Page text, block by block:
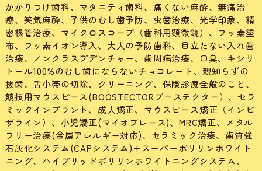
かかりつけ歯科、マタニティ歯科、痛くない麻酔、無痛治
療、笑気麻酔、子供のむし歯予防、虫歯治療、光学印象、精
密根管治療、マイクロスコープ（歯科用顕微鏡）、フッ素塗
布、フッ素イオン導入、大人の予防歯科、目立たない入れ歯
治療、ノンクラスプデンチャー、歯周病治療、口臭、 キシリ
トール100%のむし歯にならないチョコレート、 親知らずの
抜歯、舌小帯の切除、クリーニング、保険診療全般のこと、
競技用マウスピース(BOOSTECTORブーステクター）、セラ
ミックインプラント、成人矯正、マウスピース矯正（インビ
ザライン）、小児矯正(マイオブレース)、MRC矯正、メタル
フリー治療(金属アレルギー対応)、セラミック治療、歯質強
石灰化システム(CAPシステム)+スーパーポリリンホワイト
ニング、ハイブリッドポリリンホワイトニングシステム、